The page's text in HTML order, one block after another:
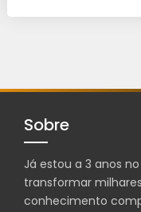
Sobre
Já estou a 3 anos
transformar
conhecimento